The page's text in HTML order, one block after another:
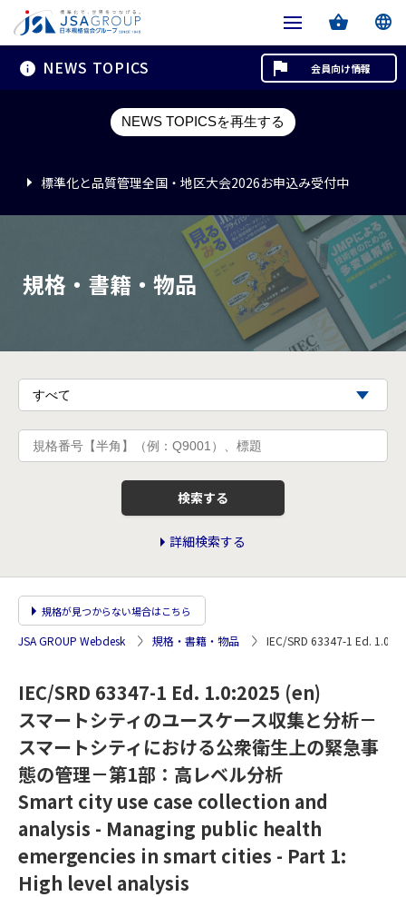
NEWS TOPICS
NEWS TOPICSを再生する
標準化と品質管理全国・地区大会2026お申込み受付中
標準化と品質管理全国・地区大会2026お申込み受付中
標準化と品質管理全国・地区大会2026お申込み受付中
会員向け情報
規格・書籍・物品
検索する
詳細検索する
JSA GROUP Webdesk 規格・書籍・物品 IEC/SRD 63347-1 Ed.
規格が見つからない場合はこちら
IEC/SRD 63347-1 Ed. 1.0:2025 (en)
スマートシティのユースケース収集と分析－
スマートシティにおける公衆衛生上の緊急事
態の管理－第1部：高レベル分析
Smart city use case collection and
analysis - Managing public health
emergencies in smart cities - Part 1:
High level analysis